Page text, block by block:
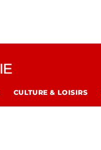
CULTURE & LOISIRS